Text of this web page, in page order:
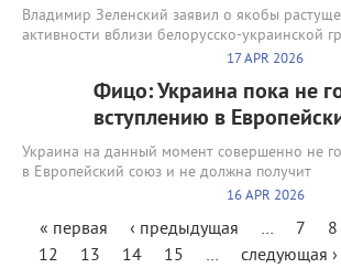
Владимир Зеленский заявил о якобы
активности вблизи белорусско-украинской
17 APR 2026
Фицо: Украина пока не
вступлению в
Украина на данный момент совершенно не
в Европейский союз и не должна получит
16 APR 2026
Страницы
« первая ‹ предыдущая … 7 8
12
13 14 15 … следующая ›